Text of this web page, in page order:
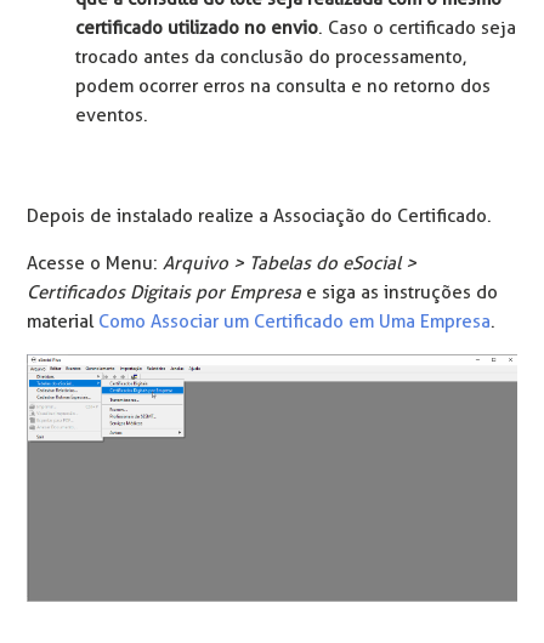
certificado utilizado no envio. Caso o certificado seja
trocado antes da conclusão do processamento,
podem ocorrer erros na consulta e no retorno dos
eventos.
Depois de instalado realize a Associação do Certificado.
Acesse o Menu:Arquivo > Tabelas do eSocial >
Certificados Digitais por Empresa e siga as instruções do
material Como Associar um Certificado em Uma Empresa.